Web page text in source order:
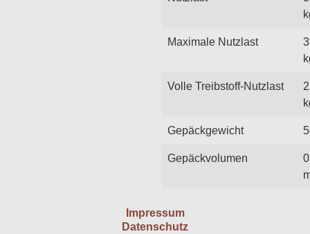
Maximale Nutzlast
Volle Treibstoff-Nutzlast
Gepäckgewicht
Gepäckvolumen
Impressum
Datenschutz